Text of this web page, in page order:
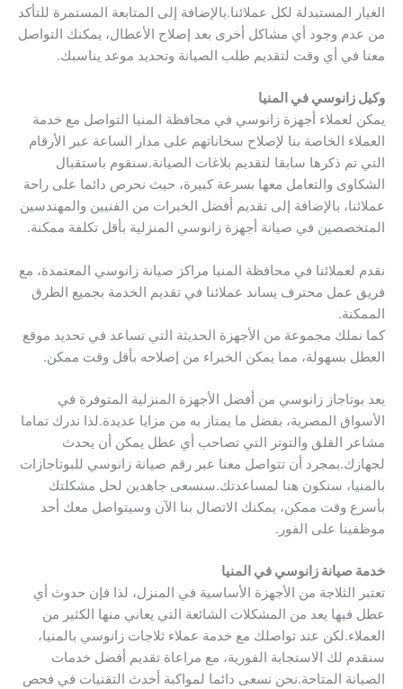
الغيار المستبدلة لكل عملائنا.بالإضافة إلى المتابعة المستمرة للتأكد
من عدم وجود أي مشاكل أخرى بعد إصلاح الأعطال، يمكنك التواصل
معنا في أي وقت لتقديم طلب الصيانة وتحديد موعد يناسبك.
وكيل زانوسي في المنيا
يمكن لعملاء أجهزة زانوسي في محافظة المنيا التواصل مع خدمة
العملاء الخاصة بنا لإصلاح سخاناتهم على مدار الساعة عبر الأرقام
التي تم ذكرها سابقا لتقديم بلاغات الصيانة.سنقوم باستقبال
الشكاوى والتعامل معها بسرعة كبيرة، حيث نحرص دائما على راحة
عملائنا، بالإضافة إلى تقديم أفضل الخبرات من الفنيين والمهندسين
المتخصصين في صيانة أجهزة زانوسي المنزلية بأقل تكلفة ممكنة.
نقدم لعملائنا في محافظة المنيا مراكز صيانة زانوسي المعتمدة، مع
فريق عمل محترف يساند عملائنا في تقديم الخدمة بجميع الطرق
الممكنة.
كما نملك مجموعة من الأجهزة الحديثة التي تساعد في تحديد موقع
العطل بسهولة، مما يمكن الخبراء من إصلاحه بأقل وقت ممكن.
يعد بوتاجاز زانوسي من أفضل الأجهزة المنزلية المتوفرة في
الأسواق المصرية، بفضل ما يمتاز به من مزايا عديدة.لذا ندرك تماما
مشاعر القلق والتوتر التي تصاحب أي عطل يمكن أن يحدث
لجهازك.بمجرد أن تتواصل معنا عبر رقم صيانة زانوسي للبوتاجازات
بالمنيا، سنكون هنا لمساعدتك.سنسعى جاهدين لحل مشكلتك
بأسرع وقت ممكن، يمكنك الاتصال بنا الآن وسيتواصل معك أحد
موظفينا على الفور.
خدمة صيانة زانوسي في المنيا
تعتبر الثلاجة من الأجهزة الأساسية في المنزل، لذا فإن حدوث أي
عطل فيها يعد من المشكلات الشائعة التي يعاني منها الكثير من
العملاء.لكن عند تواصلك مع خدمة عملاء ثلاجات زانوسي بالمنيا،
سنقدم لك الاستجابة الفورية، مع مراعاة تقديم أفضل خدمات
الصيانة المتاحة.نحن نسعى دائما لمواكبة أحدث التقنيات في فحص